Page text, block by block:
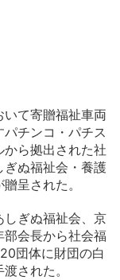
て寄贈福祉車両
チンコ・パチス
から拠出された社
ぬ福祉会・養護
呈された。
しぎぬ福祉会、京
会長から社会福
団体に財団の白
された。